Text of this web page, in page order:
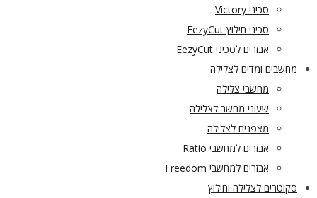
סכיני Victory
סכיני חילוץ EezyCut
אבזרים לסכיני EezyCut
מחשבים ומדים לצלילה
מחשבי צלילה
שעוני מחשב לצלילה
מצפנים לצלילה
אבזרים למחשבי Ratio
אבזרים למחשבי Freedom
סקוטרים לצלילה וחילוץ